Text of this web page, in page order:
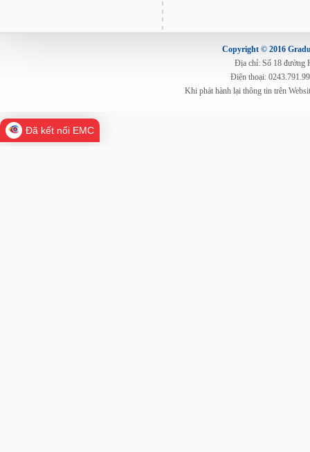
Copyright © 2016
Địa chỉ: Số 18 đường
Điện thoại:
Khi phát hành lại thông tin trên
Đã kết nối EMC